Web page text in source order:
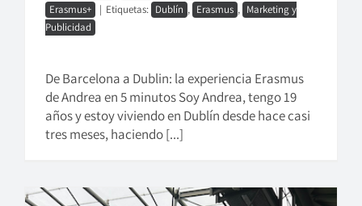
Erasmus+
| Etiquetas: Dublín , Erasmus , Marketing y
Publicidad
De Barcelona a Dublin: la experiencia Erasmus
de Andrea en 5 minutos Soy Andrea, tengo 19
años y estoy viviendo en Dublín desde hace casi
tres meses, haciendo [...]